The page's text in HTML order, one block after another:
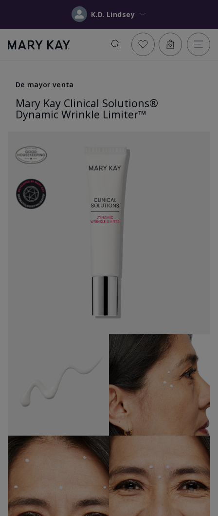
K.D. Lindsey
De mayor venta
Mary Kay Clinical Solutions®
Dynamic Wrinkle Limiter™